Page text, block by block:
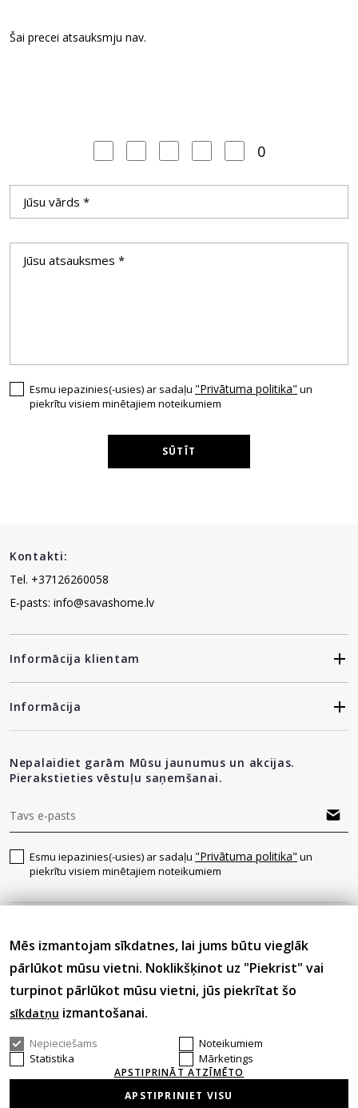
Šai precei atsauksmju nav.
0
Esmu iepazinies(-usies) ar sadaļu "Privātuma politika" un
piekrītu visiem minētajiem noteikumiem
SŪTĪT
Kontakti:
Tel. +37126260058
E-pasts: info@savashome.lv
Informācija klientam
Informācija
Nepalaidiet garām Mūsu jaunumus un akcijas.
Pierakstieties vēstuļu saņemšanai.
Esmu iepazinies(-usies) ar sadaļu "Privātuma politika" un
piekrītu visiem minētajiem noteikumiem
© 2026 Visas tiesības aizsargātas.
Mēs izmantojam sīkdatnes, lai jums būtu vieglāk
pārlūkot mūsu vietni. Noklikšķinot uz "Piekrist" vai
turpinot pārlūkot mūsu vietni, jūs piekrītat šo
sīkdatņu izmantošanai.
Nepieciešams
Noteikumiem
Statistika
Mārketings
APSTIPRINĀT ATZĪMĒTO
APSTIPRINIET VISU